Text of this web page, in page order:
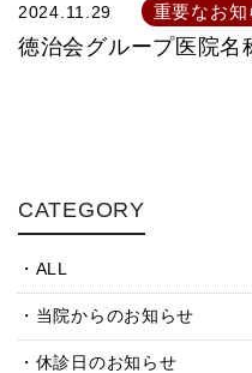
2024.11.29 重要なお知
徳治会グループ医院名
CATEGORY
ALL
当院からのお知らせ
休診日のお知らせ